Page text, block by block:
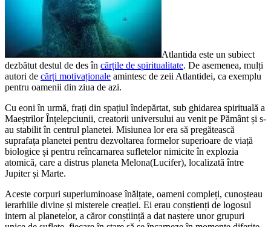
Atlantida este un subiect
dezbătut destul de des în cărțile de spiritualitate. De asemenea, mulți
autori de cărți motivaționale amintesc de zeii Atlantidei, ca exemplu
pentru oamenii din ziua de azi.
Cu eoni în urmă, frați din spațiul îndepărtat, sub ghidarea spirituală a
Maeștrilor Înțelepciunii, creatorii universului au venit pe Pământ și s-
au stabilit în centrul planetei. Misiunea lor era să pregătească
suprafața planetei pentru dezvoltarea formelor superioare de viață
biologice și pentru reîncarnarea sufletelor nimicite în explozia
atomică, care a distrus planeta Melona(Lucifer), localizată între
Jupiter și Marte.
Aceste corpuri superluminoase înălțate, oameni compleți, cunoșteau
ierarhiile divine și misterele creației. Ei erau conștienți de logosul
intern al planetelor, a căror conștiință a dat naștere unor grupuri